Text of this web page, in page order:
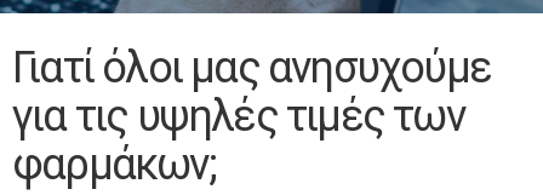
Γιατί όλοι μας ανησυχούμε
για τις υψηλές τιμές των
φαρμάκων;